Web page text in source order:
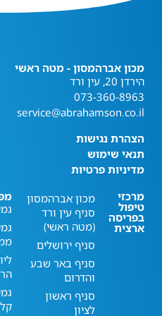
מכון אברהמסון - מטה ראשי
הירדן 20, עין ורד
073-360-8963
service@abrahamson.co.il
הצהרת נגישות
תנאי שימוש
מדיניות פרטיות
מרכזי
טיפול
בפריסה
ארצית
מכון אברהמסון
סניף עין ורד
(מטה ראשי)
סניף ירושלים
סניף באר שבע
והדרום
סניף ראשון
לציון